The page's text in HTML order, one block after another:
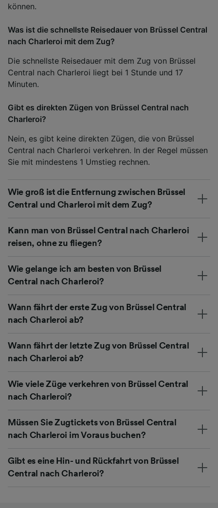
können.
Was ist die schnellste Reisedauer von Brüssel Central
nach Charleroi mit dem Zug?
Die schnellste Reisedauer mit dem Zug von Brüssel
Central nach Charleroi liegt bei 1 Stunde und 17
Minuten.
Gibt es direkten Zügen von Brüssel Central nach
Charleroi?
Nein, es gibt keine direkten Zügen, die von Brüssel
Central nach Charleroi verkehren. In der Regel müssen
Sie mit mindestens 1 Umstieg rechnen.
Wie groß ist die Entfernung zwischen Brüssel
Central und Charleroi mit dem Zug?
Kann man von Brüssel Central nach Charleroi
reisen, ohne zu fliegen?
Wie gelange ich am besten von Brüssel
Central nach Charleroi?
Wann fährt der erste Zug von Brüssel Central
nach Charleroi ab?
Wann fährt der letzte Zug von Brüssel Central
nach Charleroi ab?
Wie viele Züge verkehren von Brüssel Central
nach Charleroi?
Müssen Sie Zugtickets von Brüssel Central
nach Charleroi im Voraus buchen?
Gibt es eine Hin- und Rückfahrt von Brüssel
Central nach Charleroi?